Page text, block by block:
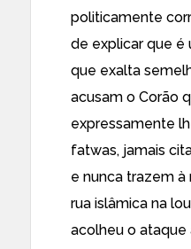
politicamente
de explicar que é
que exalta
acusam o Corão
expressamente
fatwas, jamais
e nunca trazem
rua islâmica na
acolheu o ataque